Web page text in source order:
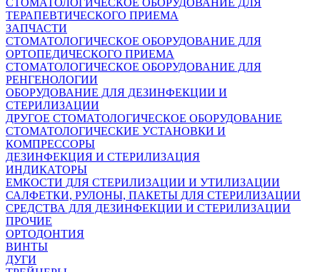
СТОМАТОЛОГИЧЕСКОЕ ОБОРУДОВАНИЕ ДЛЯ
ТЕРАПЕВТИЧЕСКОГО ПРИЕМА
ЗАПЧАСТИ
СТОМАТОЛОГИЧЕСКОЕ ОБОРУДОВАНИЕ ДЛЯ
ОРТОПЕДИЧЕСКОГО ПРИЕМА
СТОМАТОЛОГИЧЕСКОЕ ОБОРУДОВАНИЕ ДЛЯ
РЕНГЕНОЛОГИИ
ОБОРУДОВАНИЕ ДЛЯ ДЕЗИНФЕКЦИИ И
СТЕРИЛИЗАЦИИ
ДРУГОЕ СТОМАТОЛОГИЧЕСКОЕ ОБОРУДОВАНИЕ
СТОМАТОЛОГИЧЕСКИЕ УСТАНОВКИ И
КОМПРЕССОРЫ
ДЕЗИНФЕКЦИЯ И СТЕРИЛИЗАЦИЯ
ИНДИКАТОРЫ
ЕМКОСТИ ДЛЯ СТЕРИЛИЗАЦИИ И УТИЛИЗАЦИИ
САЛФЕТКИ, РУЛОНЫ, ПАКЕТЫ ДЛЯ СТЕРИЛИЗАЦИИ
СРЕДСТВА ДЛЯ ДЕЗИНФЕКЦИИ И СТЕРИЛИЗАЦИИ
ПРОЧИЕ
ОРТОДОНТИЯ
ВИНТЫ
ДУГИ